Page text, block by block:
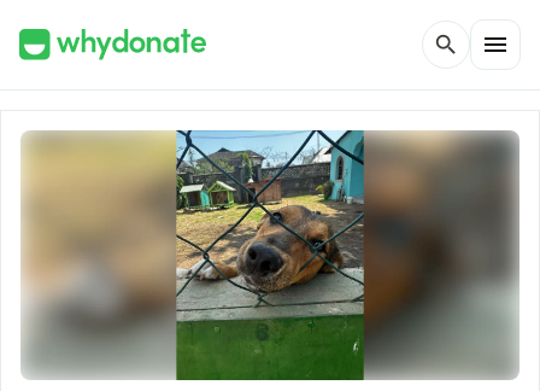
search menu